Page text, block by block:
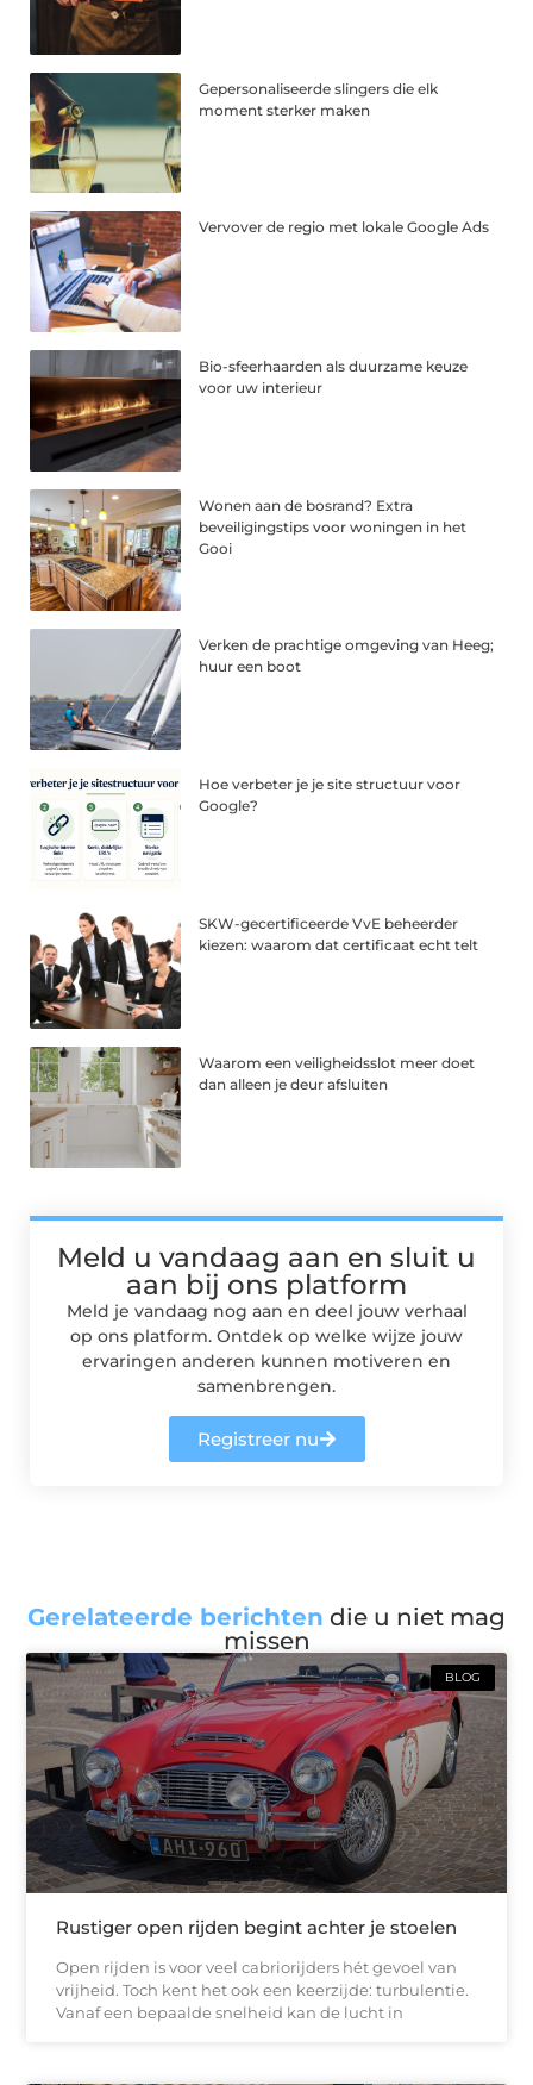
Gepersonaliseerde slingers die elk
moment sterker maken
Vervover de regio met lokale Google Ads
Bio-sfeerhaarden als duurzame keuze
voor uw interieur
Wonen aan de bosrand? Extra
beveiligingstips voor woningen in het
Gooi
Verken de prachtige omgeving van Heeg;
huur een boot
Hoe verbeter je je site structuur voor
Google?
SKW-gecertificeerde VvE beheerder
kiezen: waarom dat certificaat echt telt
Waarom een veiligheidsslot meer doet
dan alleen je deur afsluiten
Meld u vandaag aan en sluit u
aan bij ons platform
Meld je vandaag nog aan en deel jouw verhaal
op ons platform. Ontdek op welke wijze jouw
ervaringen anderen kunnen motiveren en
samenbrengen.
Registreer nu
Gerelateerde berichten die u niet mag
missen
BLOG
Rustiger open rijden begint achter je stoelen
Open rijden is voor veel cabriorijders hét gevoel van
vrijheid. Toch kent het ook een keerzijde: turbulentie.
Vanaf een bepaalde snelheid kan de lucht in